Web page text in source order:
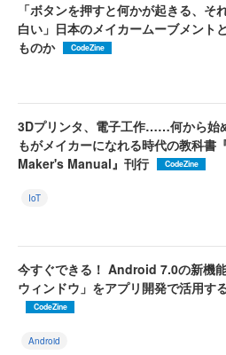
「ボタンを押すと何かが起きる、そ
白い」日本のメイカームーブメント
ものか
CodeZine
3Dプリンタ、電子工作……何から始
もがメイカーになれる時代の教科書
Maker's Manual』刊行
CodeZine
IoT
今すぐできる！ Android 7.0の新機
ウィンドウ」をアプリ開発で活用す
CodeZine
Android